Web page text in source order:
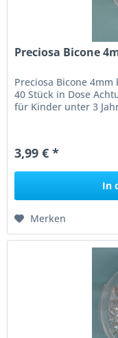
Preciosa Bicone
Preciosa Bicone
40 Stück in Dose
für Kinder unter 3
3,99 € *
In
Merken